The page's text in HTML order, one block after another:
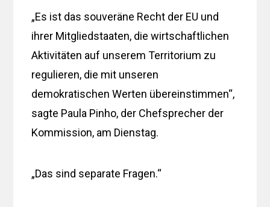
„Es ist das souveräne Recht der EU und
ihrer Mitgliedstaaten, die wirtschaftlichen
Aktivitäten auf unserem Territorium zu
regulieren, die mit unseren
demokratischen Werten übereinstimmen“,
sagte Paula Pinho, der Chefsprecher der
Kommission, am Dienstag.
„Das sind separate Fragen.“